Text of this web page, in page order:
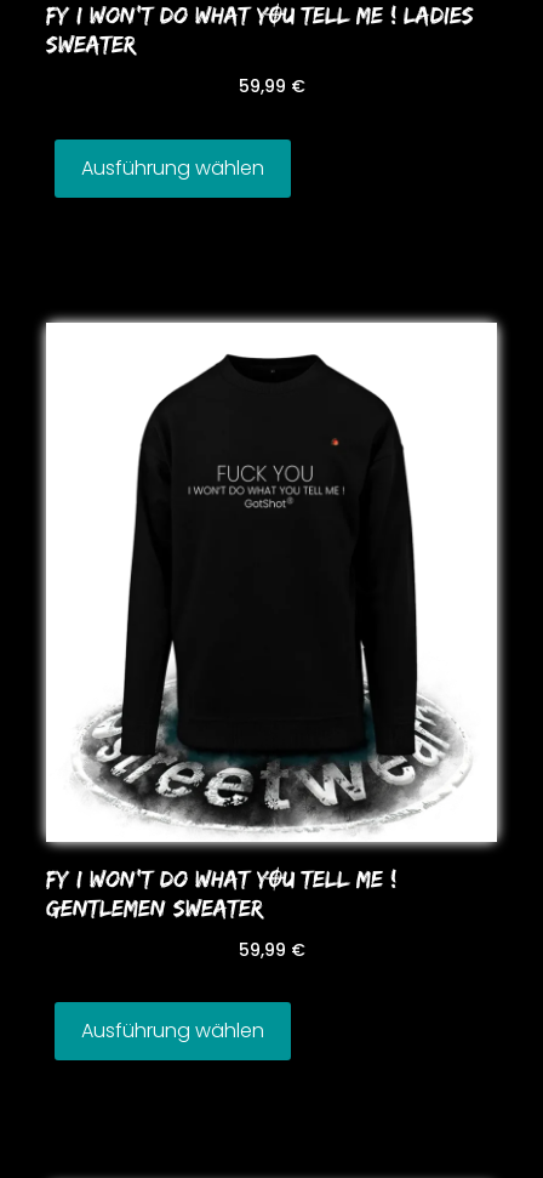
FY I WoN’T Do WHAT YOU TELL ME ! LADIES
SWEATER
59,99 €
Ausführung wählen
FY I WoN’T Do WHAT YOU TELL ME !
GENTLEMEN SWEATER
59,99 €
Ausführung wählen